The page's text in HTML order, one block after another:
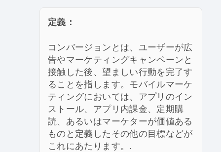
定義：
コンバージョンとは、ユーザーが広
告やマーケティングキャンペーンと
接触した後、望ましい行動を完了す
ることを指します。モバイルマーケ
ティングにおいては、アプリのイン
ストール、アプリ内課金、定期購
読、あるいはマーケターが価値ある
ものと定義したその他の目標などが
これにあたります。.